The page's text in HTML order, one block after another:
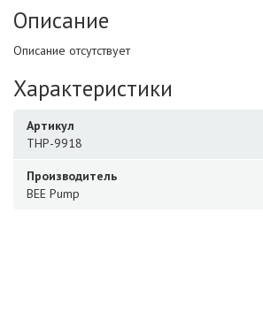
Описание
Описание отсутствует
Характеристики
Артикул
THP-9918
Производитель
BEE Pump